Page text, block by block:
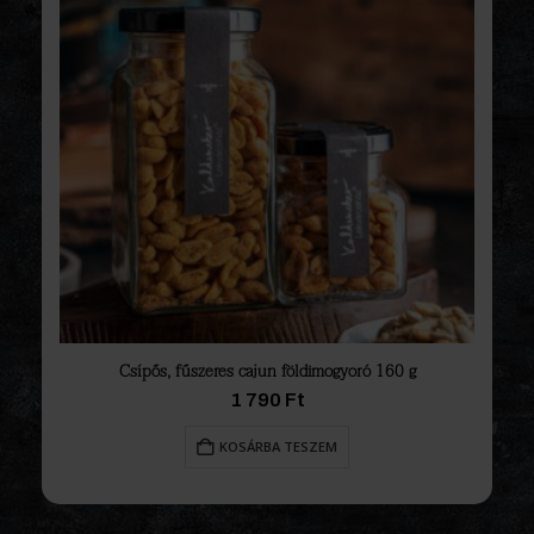
Csípős, fűszeres cajun földimogyoró 160 g
1 790 Ft
KOSÁRBA TESZEM